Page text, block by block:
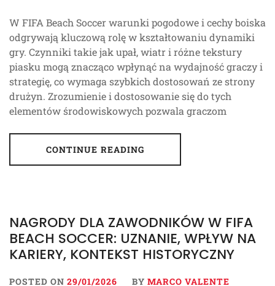
W FIFA Beach Soccer warunki pogodowe i cechy boiska
odgrywają kluczową rolę w kształtowaniu dynamiki
gry. Czynniki takie jak upał, wiatr i różne tekstury
piasku mogą znacząco wpłynąć na wydajność graczy i
strategię, co wymaga szybkich dostosowań ze strony
drużyn. Zrozumienie i dostosowanie się do tych
elementów środowiskowych pozwala graczom
CONTINUE READING
NAGRODY DLA ZAWODNIKÓW W FIFA
BEACH SOCCER: UZNANIE, WPŁYW NA
KARIERY, KONTEKST HISTORYCZNY
POSTED ON 29/01/2026 BY MARCO VALENTE